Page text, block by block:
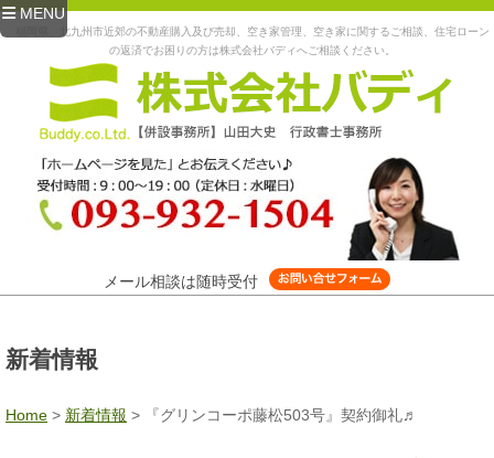
MENU
福岡県、北九州市近郊の不動産購入及び売却、空き家管理、空き家に関するご相談、住宅ローン
の返済でお困りの方は株式会社バディへご相談ください。
メール相談は随時受付
新着情報
Home > 新着情報 > 『グリンコーポ藤松503号』契約御礼♬